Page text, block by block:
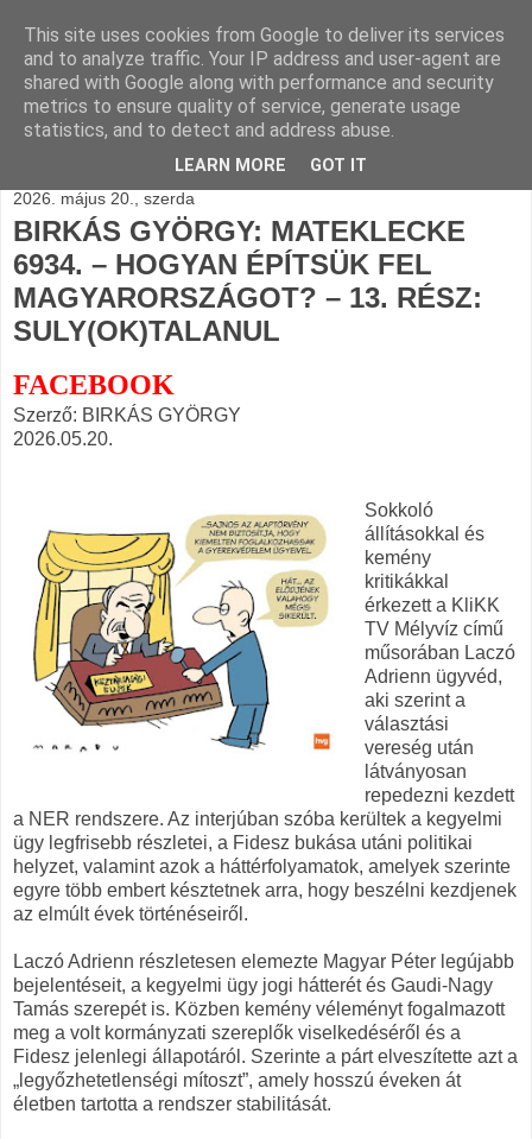
BLOGÁSZAT, napi
blogjava
2026. május 20., szerda
BIRKÁS GYÖRGY: MATEKLECKE
6934. – HOGYAN ÉPÍTSÜK FEL
MAGYARORSZÁGOT? – 13. RÉSZ:
SULY(OK)TALANUL
FACEBOOK
Szerző: BIRKÁS GYÖRGY
2026.05.20.
Sokkoló
állításokkal és
kemény
kritikákkal
érkezett a KliKK
TV Mélyvíz című
műsorában Laczó
Adrienn ügyvéd,
aki szerint a
választási
vereség után
látványosan
repedezni kezdett
a NER rendszere. Az interjúban szóba kerültek a kegyelmi
ügy legfrisebb részletei, a Fidesz bukása utáni politikai
helyzet, valamint azok a háttérfolyamatok, amelyek szerinte
egyre több embert késztetnek arra, hogy beszélni kezdjenek
az elmúlt évek történéseiről.
Laczó Adrienn részletesen elemezte Magyar Péter legújabb
bejelentéseit, a kegyelmi ügy jogi hátterét és Gaudi-Nagy
Tamás szerepét is. Közben kemény véleményt fogalmazott
meg a volt kormányzati szereplők viselkedéséről és a
Fidesz jelenlegi állapotáról. Szerinte a párt elveszítette azt a
„legyőzhetetlenségi mítoszt”, amely hosszú éveken át
életben tartotta a rendszer stabilitását.
This site uses cookies from Google to deliver its services
and to analyze traffic. Your IP address and user-agent are
shared with Google along with performance and security
metrics to ensure quality of service, generate usage
statistics, and to detect and address abuse.
LEARN MORE GOT IT